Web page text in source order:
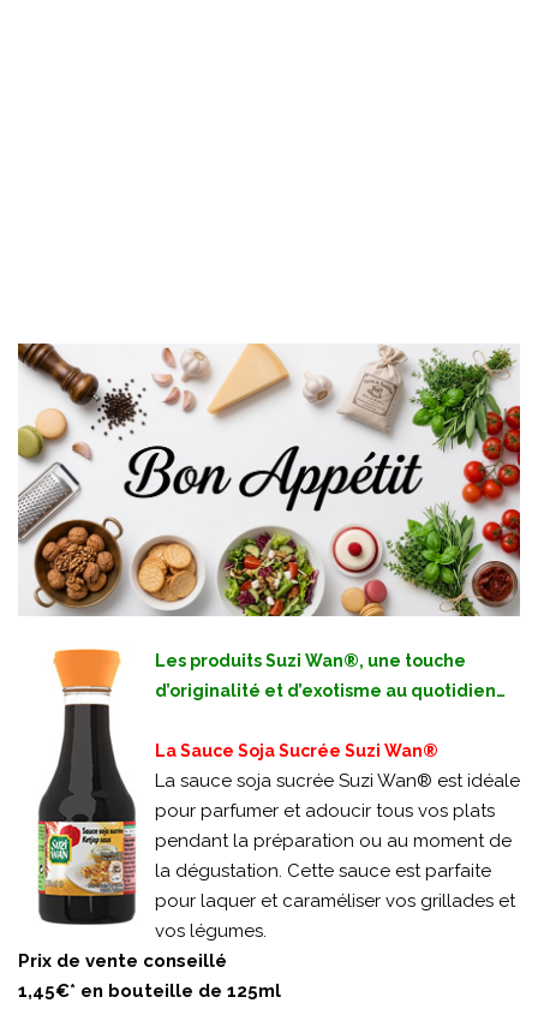
Les produits Suzi Wan®, une touche
d’originalité et d’exotisme au quotidien…
La Sauce Soja Sucrée Suzi Wan®
La sauce soja sucrée Suzi Wan® est idéale
pour parfumer et adoucir tous vos plats
pendant la préparation ou au moment de
la dégustation. Cette sauce est parfaite
pour laquer et caraméliser vos grillades et
vos légumes.
Prix de vente conseillé
1,45€* en bouteille de 125ml